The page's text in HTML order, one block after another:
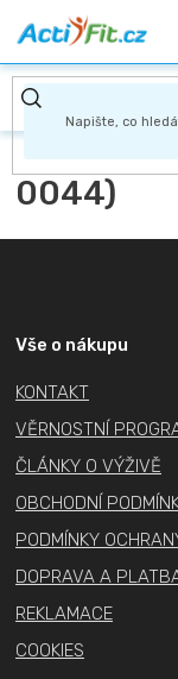
na
obsah
0044)
Vše o nákupu
KONTAKT
VĚRNOSTNÍ
ČLÁNKY O VÝŽIVĚ
OBCHODNÍ
PODMÍNKY
DOPRAVA A
REKLAMACE
COOKIES